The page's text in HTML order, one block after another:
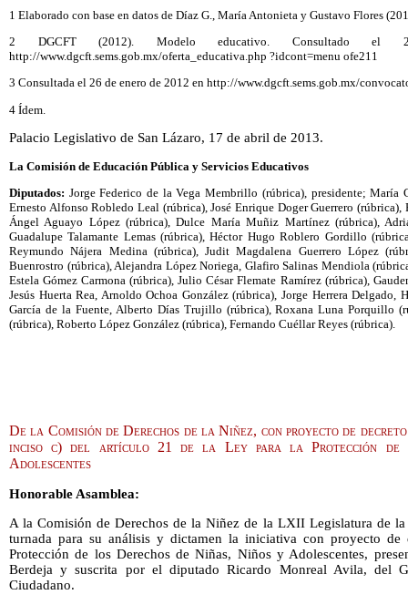
1 Elaborado con base en datos de Díaz G., María Antonieta y Gustavo Flores
2 DGCFT (2012). Modelo educativo. Consultado
http://www.dgcft.sems.gob.mx/oferta_educativa.php ?idcont=menu ofe211
3 Consultada el 26 de enero de 2012 en http://www.dgcft.sems.gob.mx/
4 Ídem.
Palacio Legislativo de San Lázaro, 17 de abril de 2013.
La Comisión de Educación Pública y Servicios Educativos
Diputados: Jorge Federico de la Vega Membrillo (rúbrica), presidente; María
Ernesto Alfonso Robledo Leal (rúbrica), José Enrique Doger Guerrero
Ángel Aguayo López (rúbrica), Dulce María Muñiz Martínez (rúbrica),
Guadalupe Talamante Lemas (rúbrica), Héctor Hugo Roblero Gordillo
Reymundo Nájera Medina (rúbrica), Judit Magdalena Guerrero López
Buenrostro (rúbrica), Alejandra López Noriega, Glafiro Salinas Mendiola
Estela Gómez Carmona (rúbrica), Julio César Flemate Ramírez (rúbrica),
Jesús Huerta Rea, Arnoldo Ochoa González (rúbrica), Jorge Herrera
García de la Fuente, Alberto Días Trujillo (rúbrica), Roxana Luna Porquillo
(rúbrica), Roberto López González (rúbrica), Fernando Cuéllar Reyes (rúbrica).
De la Comisión de Derechos de la Niñez, con proyecto de
inciso c) del artículo 21 de la Ley para la Protección de
Adolescentes
Honorable Asamblea:
A la Comisión de Derechos de la Niñez de la LXII Legislatura de
turnada para su análisis y dictamen la iniciativa con proyecto
Protección de los Derechos de Niñas, Niños y Adolescentes,
Berdeja y suscrita por el diputado Ricardo Monreal Avila, del
Ciudadano.